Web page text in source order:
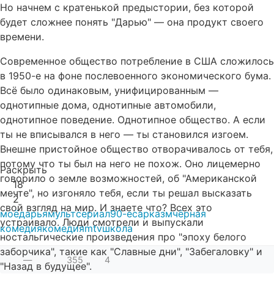
Но начнем с кратенькой предыстории, без которой
будет сложнее понять "Дарью" — она продукт своего
времени.
Современное общество потребление в США сложилось
в 1950-е на фоне послевоенного экономического бума.
Всё было одинаковым, унифицированным —
однотипные дома, однотипные автомобили,
однотипное поведение. Однотипное общество. А если
ты не вписывался в него — ты становился изгоем.
Внешне пристойное общество отворачивалось от тебя,
потому что ты был на него не похож. Оно лицемерно
говорило о земле возможностей, об "Американской
мечте", но изгоняло тебя, если ты решал высказать
свой взгляд на мир. И знаете что? Всех это
устраивало. Люди смотрели и выпускали
ностальгические произведения про "эпоху белого
заборчика", такие как "Славные дни", "Забегаловку" и
"Назад в будущее".
Раскрыть
18
2
моёдарьямультсериал90-есарказмчёрная
комедиякомедияmtvшкола
— 355 4